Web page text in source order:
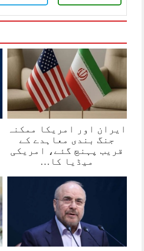
ایران اور امریکا ممکنہ
جنگ بندی معاہدے کے
قریب پہنچ گئے، امریکی
میڈیا کا…